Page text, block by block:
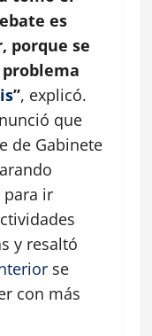
es
porque se
”, explicó.
que
de Gabinete
ir
y resaltó
se
con más